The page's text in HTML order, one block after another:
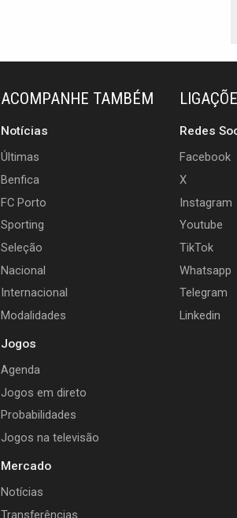
ACOMPANHE TAMBÉM
Notícias
Últimas
Benfica
FC Porto
Sporting
Seleção
Nacional
Internacional
Modalidades
Jogos
Agenda
Jogos em direto
Probabilidades
Jogos na televisão
Mercado
Notícias
Transferências
Redes
Facebook
X
Instagram
Youtube
TikTok
Whatsapp
Telegram
Linkedin